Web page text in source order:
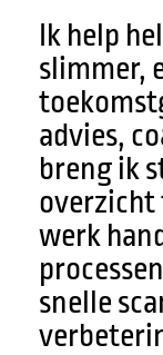
Ik help
slimmer,
advies,
breng ik
overzicht
werk
snelle